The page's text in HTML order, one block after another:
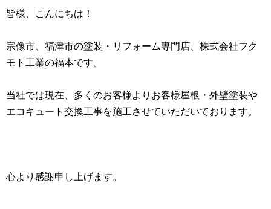
皆様、こんにちは！
宗像市、福津市の塗装・リフォーム専門店、株式会社フク
モト工業の福本です。
当社では現在、多くのお客様よりお客様屋根・外壁塗装や
エコキュート交換工事を施工させていただいております。
心より感謝申し上げます。